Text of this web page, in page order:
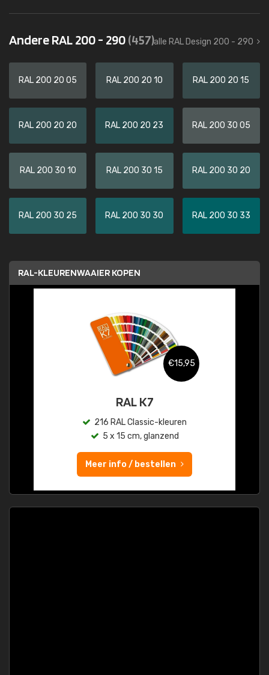
Andere RAL 200 - 290(457)alle RAL Design 200 - 290
RAL 200 20 05 RAL 200 20 10 RAL 200 20 15
RAL 200 20 20 RAL 200 20 23 RAL 200 30 05
RAL 200 30 10 RAL 200 30 15 RAL 200 30 20
RAL 200 30 25 RAL 200 30 30 RAL 200 30 33
RAL-KLEURENWAAIER KOPEN
€15,95
RAL K7
216 RAL Classic-kleuren
5 x 15 cm, glanzend
Meer info / bestellen